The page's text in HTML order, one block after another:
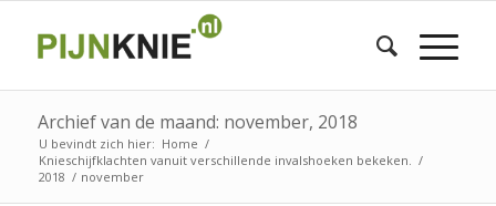
Archief van de maand: november, 2018
U bevindt zich hier: Home /
Knieschijfklachten vanuit verschillende invalshoeken bekeken. /
2018 / november